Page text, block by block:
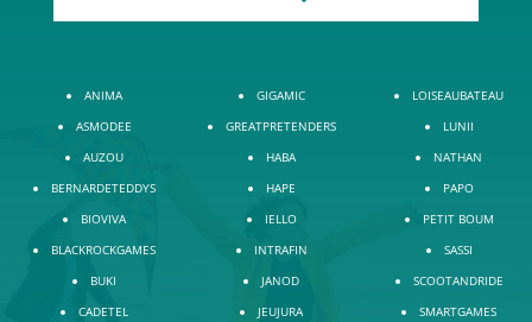
ANIMA
ASMODEE
AUZOU
BERNARDETEDDYS
BIOVIVA
BLACKROCKGAMES
BUKI
CADETEL
GIGAMIC
GREATPRETENDERS
HABA
HAPE
IELLO
INTRAFIN
JANOD
JEUJURA
LOISEAUBATEAU
LUNII
NATHAN
PAPO
PETIT BOUM
SASSI
SCOOTANDRIDE
SMARTGAMES